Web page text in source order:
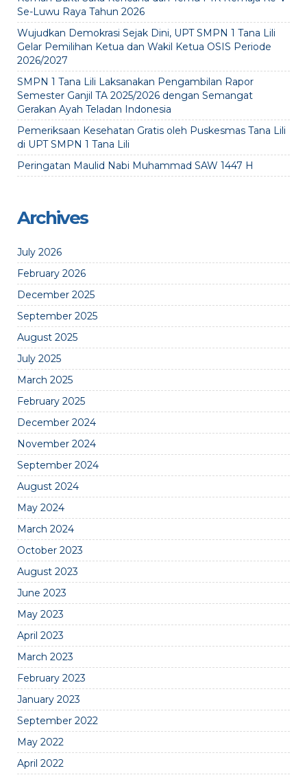
Se-Luwu Raya Tahun 2026
Wujudkan Demokrasi Sejak Dini, UPT SMPN 1 Tana Lili
Gelar Pemilihan Ketua dan Wakil Ketua OSIS Periode
2026/2027
SMPN 1 Tana Lili Laksanakan Pengambilan Rapor
Semester Ganjil TA 2025/2026 dengan Semangat
Gerakan Ayah Teladan Indonesia
Pemeriksaan Kesehatan Gratis oleh Puskesmas Tana Lili
di UPT SMPN 1 Tana Lili
Peringatan Maulid Nabi Muhammad SAW 1447 H
Archives
July 2026
February 2026
December 2025
September 2025
August 2025
July 2025
March 2025
February 2025
December 2024
November 2024
September 2024
August 2024
May 2024
March 2024
October 2023
August 2023
June 2023
May 2023
April 2023
March 2023
February 2023
January 2023
September 2022
May 2022
April 2022